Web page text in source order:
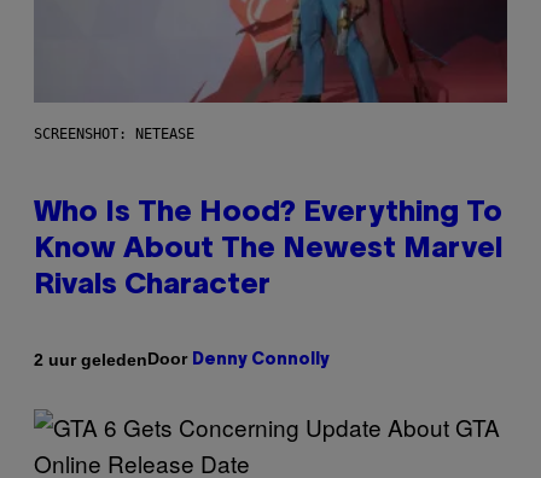
SCREENSHOT: NETEASE
Who Is The Hood? Everything To
Know About The Newest Marvel
Rivals Character
2 uur geledenDoor Denny Connolly